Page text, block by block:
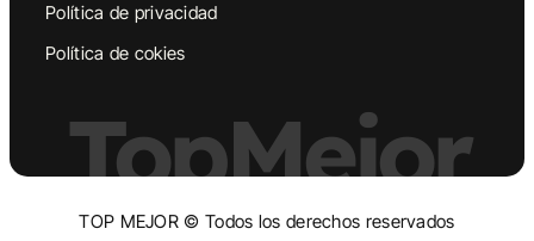
Política de privacidad
Política de cokies
TopMejor
TOP MEJOR © Todos los derechos reservados